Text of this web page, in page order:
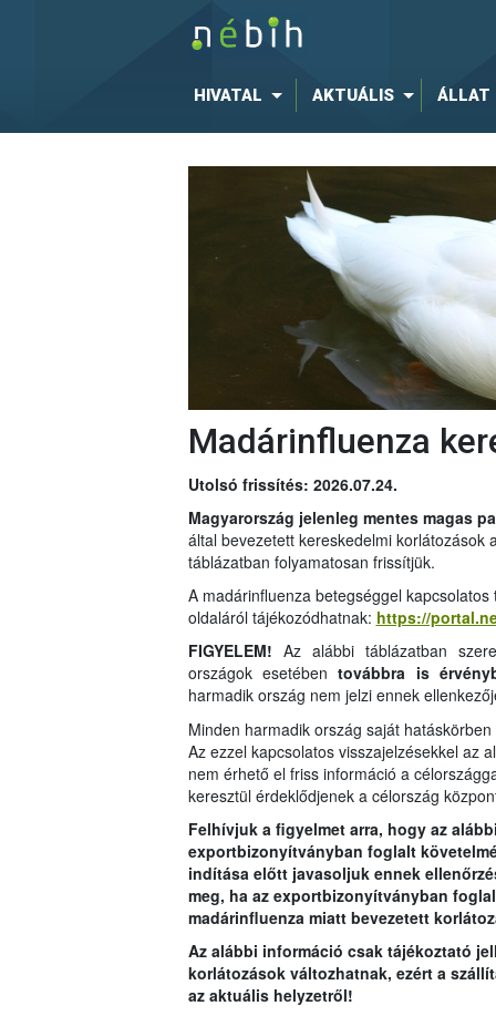
HIVATAL AKTUÁLIS ÁLLAT
Madárinfluenza
Utolsó frissítés: 2026.07.24.
Magyarország jelenleg mentes magas
által bevezetett kereskedelmi korlátozások
táblázatban folyamatosan frissítjük.
A madárinfluenza betegséggel
oldaláról tájékozódhatnak: https://
FIGYELEM! Az alábbi táblázatban
országok esetébentovábbra is
harmadik ország nem jelzi ennek
Minden harmadik ország saját
Az ezzel kapcsolatos visszajelzésekkel az
nem érhető el friss információ a
keresztül érdeklődjenek a célország
Felhívjuk a figyelmet arra, hogy az
exportbizonyítványban foglalt
indítása előtt javasoljuk ennek
meg, ha az exportbizonyítványban
madárinfluenza miatt bevezetett
Az alábbi információ csak tájékoztató
korlátozások változhatnak, ezért a
az aktuális helyzetről!